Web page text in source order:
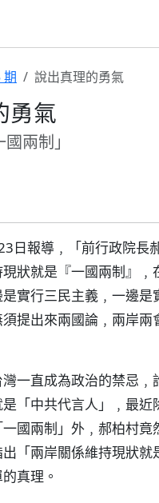
期 說出真理的勇氣
勇氣
兩制」
日報導﹐「前行政院長
狀就是『一國兩制』﹐
實行三民主義﹐一邊是
提出來兩國論﹐兩岸兩
灣一直成為政治的禁忌﹐
是「中共代言人」﹐最近
國兩制」外﹐郝柏村竟
「兩岸關係維持現狀就
真理。